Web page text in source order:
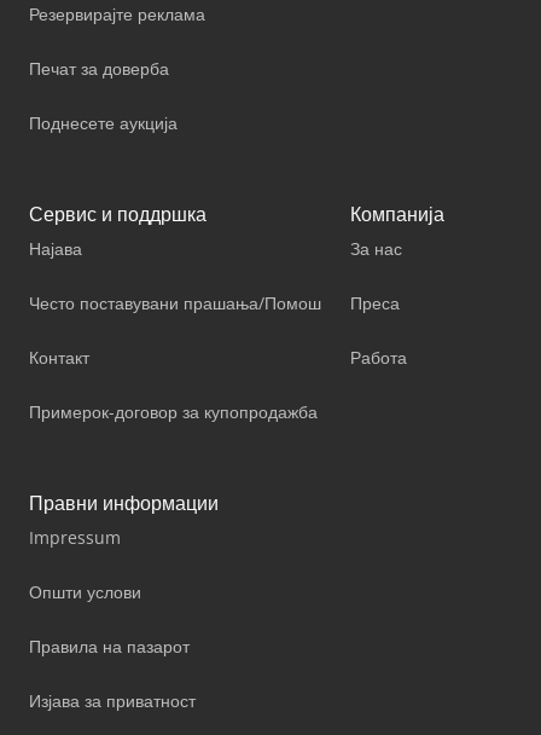
Резервирајте реклама
Печат за доверба
Поднесете аукција
Сервис и поддршка
Најава
Често поставувани прашања/Помош
Контакт
Примерок-договор за купопродажба
Компанија
За нас
Преса
Работа
Правни информации
Impressum
Општи услови
Правила на пазарот
Изјава за приватност